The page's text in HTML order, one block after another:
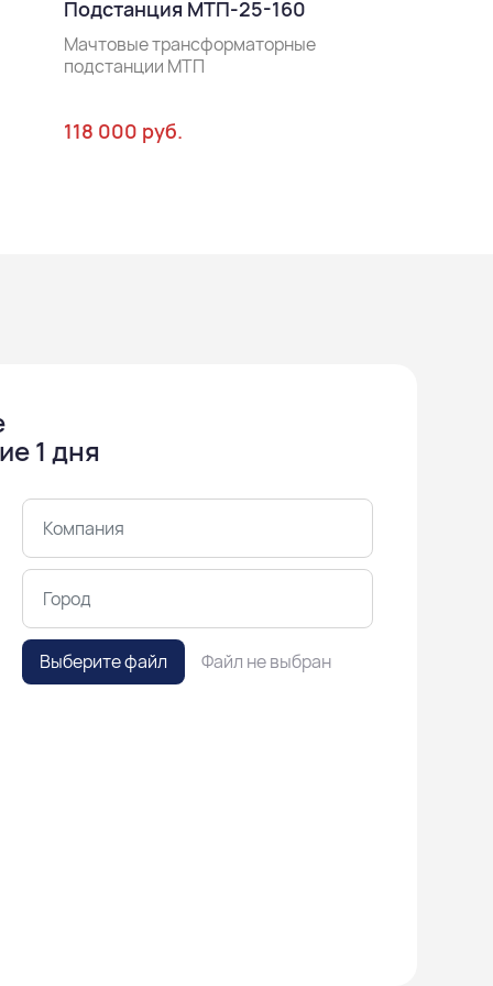
Подстанция МТП-25-160
Мачтовые трансформаторные
подстанции МТП
118 000 руб.
1 дня
Выберите файл Файл не выбран